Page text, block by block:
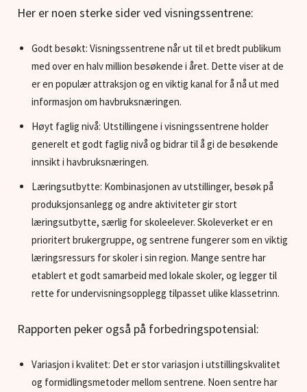
Her er noen sterke sider ved visningssentrene:
Godt besøkt: Visningssentrene når ut til et bredt publikum
med over en halv million besøkende i året. Dette viser at de
er en populær attraksjon og en viktig kanal for å nå ut med
informasjon om havbruksnæringen.
Høyt faglig nivå: Utstillingene i visningssentrene holder
generelt et godt faglig nivå og bidrar til å gi de besøkende
innsikt i havbruksnæringen.
Læringsutbytte: Kombinasjonen av utstillinger, besøk på
produksjonsanlegg og andre aktiviteter gir stort
læringsutbytte, særlig for skoleelever. Skoleverket er en
prioritert brukergruppe, og sentrene fungerer som en viktig
læringsressurs for skoler i sin region. Mange sentre har
etablert et godt samarbeid med lokale skoler, og legger til
rette for undervisningsopplegg tilpasset ulike klassetrinn.
Rapporten peker også på forbedringspotensial:
Variasjon i kvalitet: Det er stor variasjon i utstillingskvalitet
og formidlingsmetoder mellom sentrene. Noen sentre har